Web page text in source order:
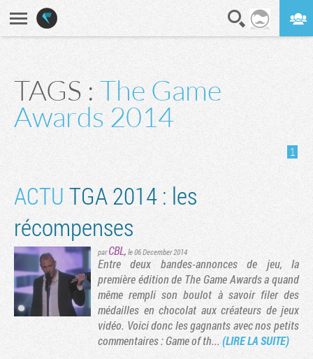
TAGS : The Game
Awards 2014
1
ACTU TGA 2014 : les
récompenses
parCBL, le 06 December 2014
Entre deux bandes-annonces de jeu, la
première édition de The Game Awards a quand
même rempli son boulot à savoir filer des
médailles en chocolat aux créateurs de jeux
vidéo. Voici donc les gagnants avec nos petits
commentaires : Game of th... (LIRE LA SUITE)